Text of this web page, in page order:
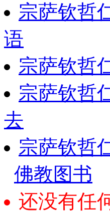
宗萨钦哲
语
宗萨钦哲
宗萨钦哲
去
宗萨钦哲
佛教图书
还没有任